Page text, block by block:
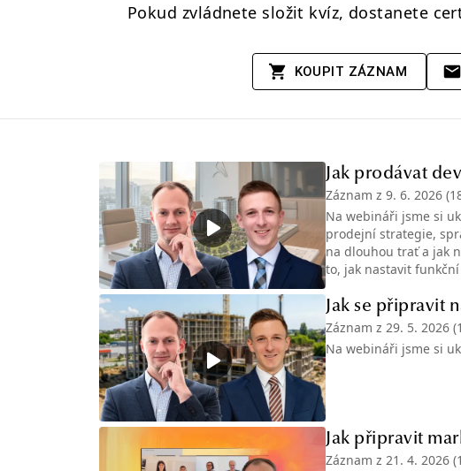
Pokud zvládnete složit kvíz, dostanete
KOUPIT ZÁZNAM
Jak prodávat
Záznam z 9. 6. 2026
Na webináři jsme si
prodejní strategie,
na dlouhou trať a jak
to, jak nastavit
Jak se připravit
Záznam z 29. 5. 2026
Na webináři jsme si
Jak připravit
Záznam z 21. 4. 2026